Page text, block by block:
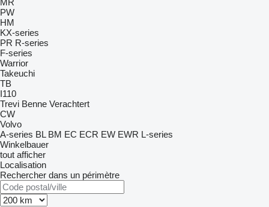
MR
PW
HM
KX-series
PR R-series
F-series
Warrior
Takeuchi
TB
I110
Trevi Benne Verachtert
CW
Volvo
A-series BL BM EC ECR EW EWR L-series
Winkelbauer
tout afficher
Localisation
Rechercher dans un périmètre